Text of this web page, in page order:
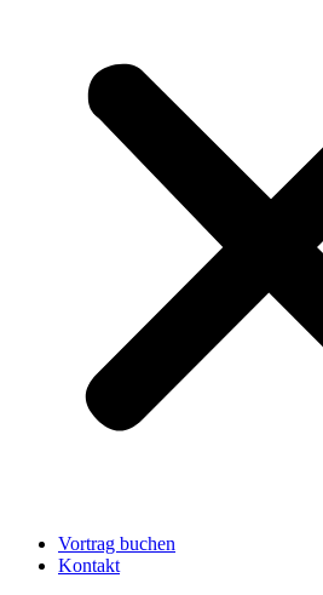
Vortrag buchen
Kontakt